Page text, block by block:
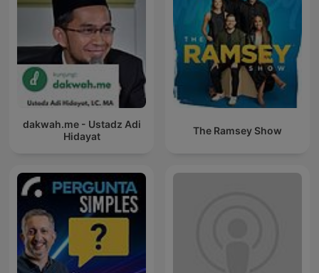
dakwah.me - Ustadz Adi
Hidayat
The Ramsey Show